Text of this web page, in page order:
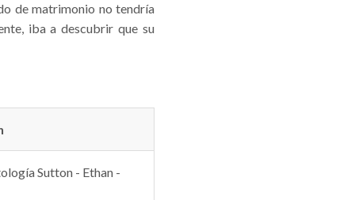
de matrimonio no tendría
iba a descubrir que su
Sutton - Ethan -